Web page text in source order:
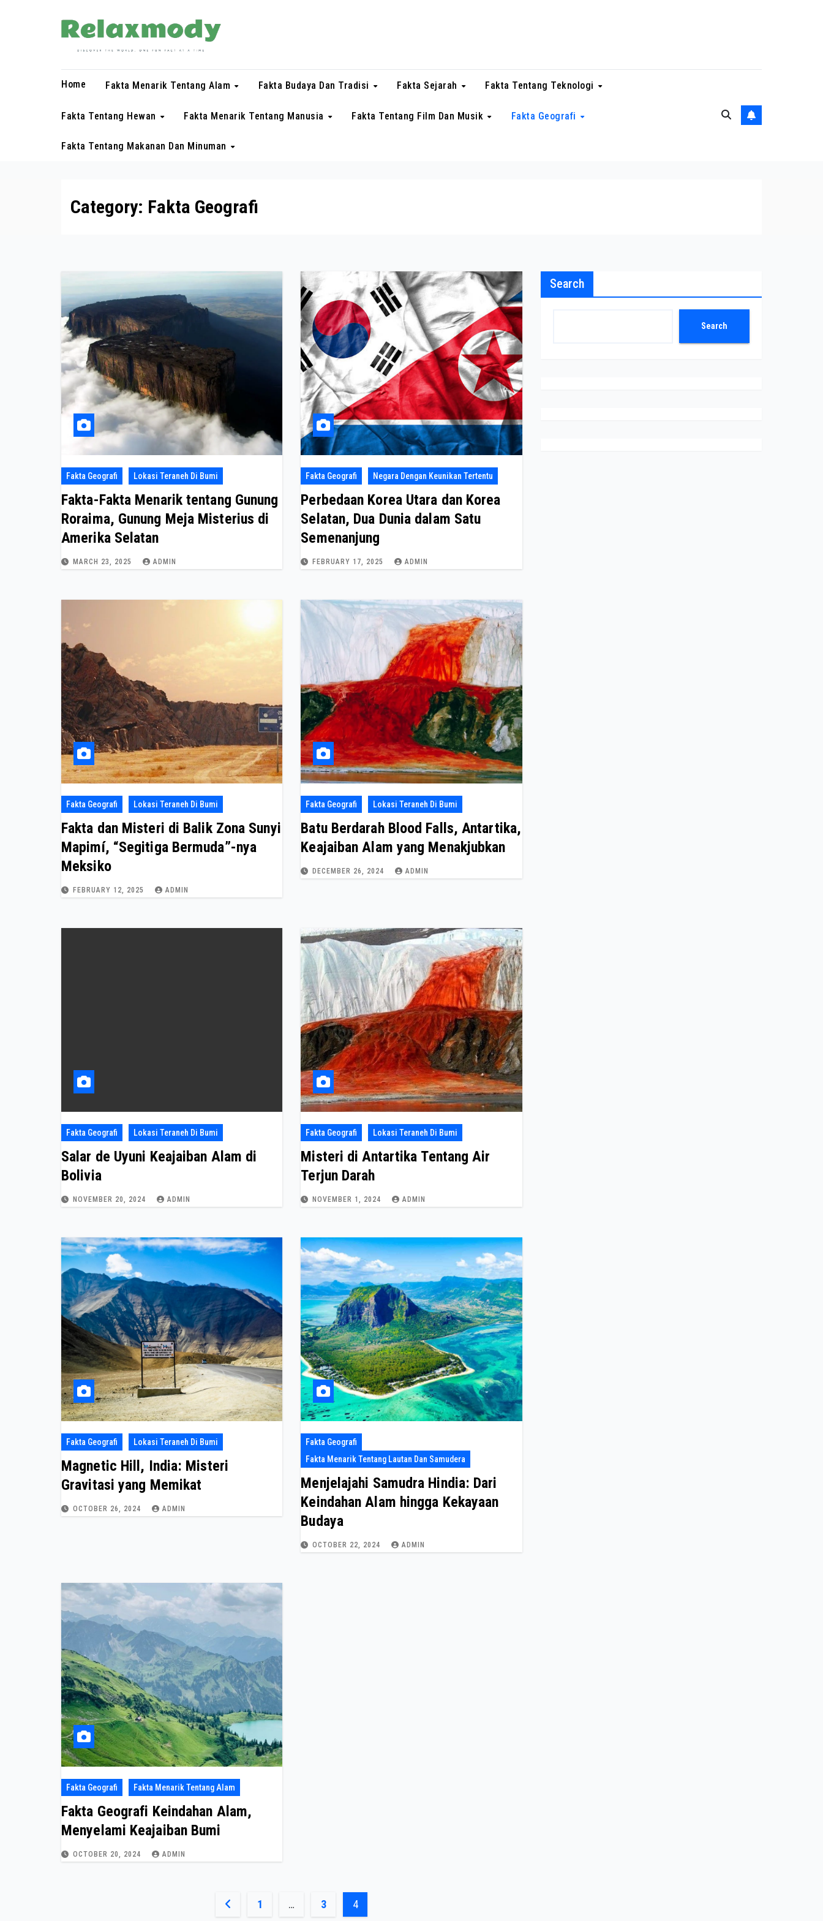
Home Fakta Menarik Tentang Alam Fakta Budaya Dan Tradisi Fakta Sejarah Fakta Tentang Teknologi
Fakta Tentang Hewan Fakta Menarik Tentang Manusia Fakta Tentang Film Dan Musik Fakta Geografi
Fakta Tentang Makanan Dan Minuman
Category: Fakta Geografi
Fakta Geografi Lokasi Teraneh Di Bumi
Fakta-Fakta Menarik tentang Gunung
Roraima, Gunung Meja Misterius di
Amerika Selatan
MARCH 23, 2025 ADMIN
Fakta Geografi Negara Dengan Keunikan Tertentu
Perbedaan Korea Utara dan Korea
Selatan, Dua Dunia dalam Satu
Semenanjung
FEBRUARY 17, 2025 ADMIN
Fakta Geografi Lokasi Teraneh Di Bumi
Fakta dan Misteri di Balik Zona Sunyi
Mapimí, “Segitiga Bermuda”-nya
Meksiko
FEBRUARY 12, 2025 ADMIN
Fakta Geografi Lokasi Teraneh Di Bumi
Batu Berdarah Blood Falls, Antartika,
Keajaiban Alam yang Menakjubkan
DECEMBER 26, 2024 ADMIN
Fakta Geografi Lokasi Teraneh Di Bumi
Salar de Uyuni Keajaiban Alam di
Bolivia
NOVEMBER 20, 2024 ADMIN
Fakta Geografi Lokasi Teraneh Di Bumi
Misteri di Antartika Tentang Air
Terjun Darah
NOVEMBER 1, 2024 ADMIN
Fakta Geografi Lokasi Teraneh Di Bumi
Magnetic Hill, India: Misteri
Gravitasi yang Memikat
OCTOBER 26, 2024 ADMIN
Fakta Geografi
Fakta Menarik Tentang Lautan Dan Samudera
Menjelajahi Samudra Hindia: Dari
Keindahan Alam hingga Kekayaan
Budaya
OCTOBER 22, 2024 ADMIN
Fakta Geografi Fakta Menarik Tentang Alam
Fakta Geografi Keindahan Alam,
Menyelami Keajaiban Bumi
OCTOBER 20, 2024 ADMIN
Posts
1 … 3 4
Search
Search